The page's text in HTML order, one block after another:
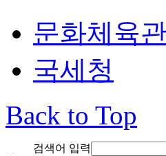
문화체육
국세청
Back to Top
검색어 입력